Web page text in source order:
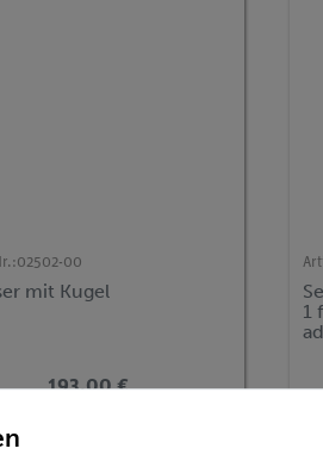
02502-00
mit Kugel
193,00 €
1